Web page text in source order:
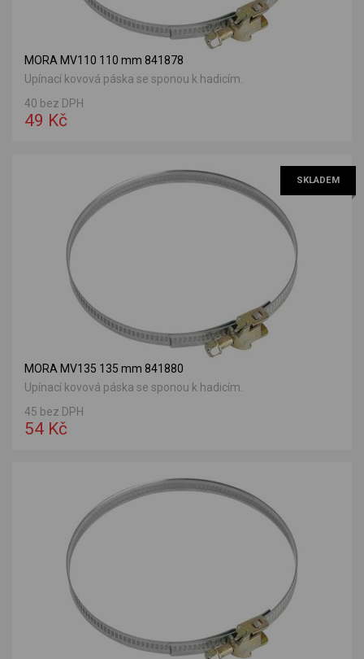
MORA MV110 110 mm 841878
Upínací kovová páska se sponou k hadicím.
40 bez DPH
49 Kč
SKLADEM
MORA MV135 135 mm 841880
Upínací kovová páska se sponou k hadicím.
45 bez DPH
54 Kč